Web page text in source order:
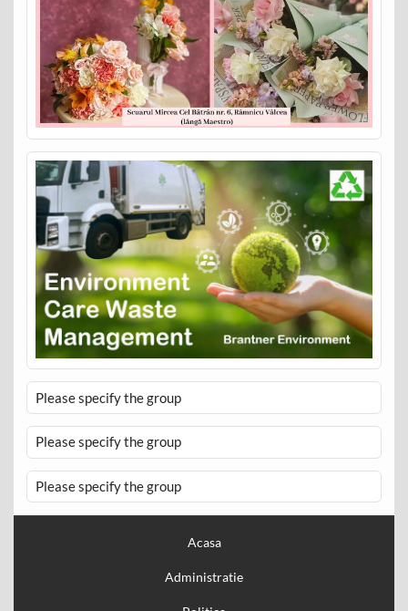
Please specify the group
Please specify the group
Please specify the group
Acasa
Administratie